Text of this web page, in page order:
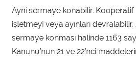
Ayni sermaye konabilir.
işletmeyi veya ayınları devralabilir.
sermaye konması halinde 1163
Kanunu’nun 21 ve 22’nci